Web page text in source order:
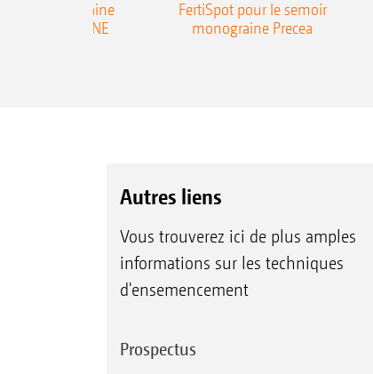
1.SansCurveControl
2.AvecCurveControl
monograine
TCC AMAZONE
FertiSpot pour le semoir
monograine Precea
Autres liens
Vous trouverez ici de plus amples
informations sur les techniques
d'ensemencement
Prospectus